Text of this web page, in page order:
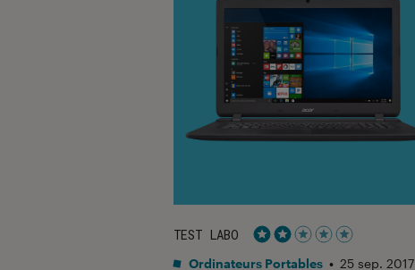
TEST LABO
Noté 2 étoiles sur 5
Ordinateurs Portables • 25 sep. 2017